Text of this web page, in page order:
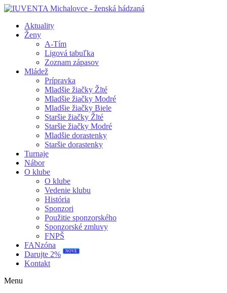
Aktuality
Ženy
A-Tím
Ligová tabuľka
Zoznam zápasov
Mládež
Prípravka
Mladšie žiačky Žlté
Mladšie žiačky Modré
Mladšie žiačky Biele
Staršie žiačky Žlté
Staršie žiačky Modré
Mladšie dorastenky
Staršie dorastenky
Turnaje
Nábor
O klube
O klube
Vedenie klubu
História
Sponzori
Použitie sponzorského
Sponzorské zmluvy
FNPŠ
FANzóna
Darujte 2%
NOVÉ
Kontakt
Menu